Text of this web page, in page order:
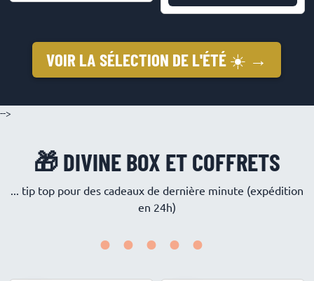
VOIR LA SÉLECTION DE L'ÉTÉ ☀️ →
-->
🎁 DIVINE BOX ET COFFRETS
... tip top pour des cadeaux de dernière minute (expédition
en 24h)
•••••